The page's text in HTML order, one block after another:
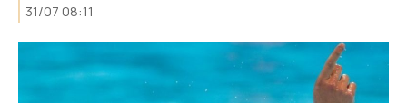
31/07 08:11